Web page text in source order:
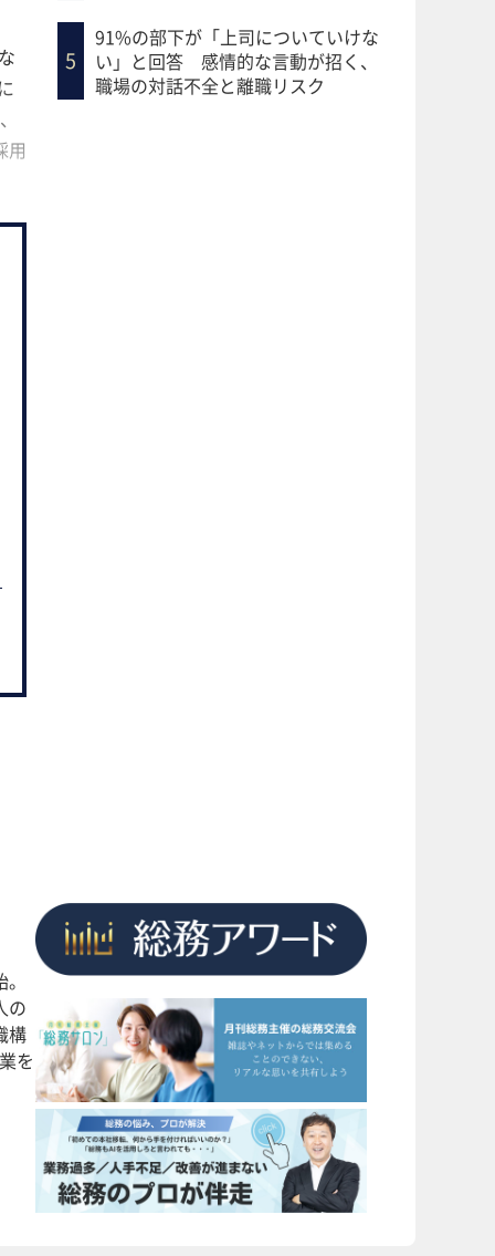
91%の部下が「上司についていけな
い」と回答 感情的な言動が招く、
職場の対話不全と離職リスク
用
の
構
を